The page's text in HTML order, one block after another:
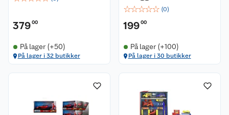
37900
På lager (+50)
På lager i 32 butikker
☆☆☆☆☆ (0)
19900
På lager (+100)
På lager i 30 butikker